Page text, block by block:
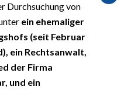
Durchsuchung von
ein ehemaliger
(seit Februar
ein Rechtsanwalt,
der Firma
und ein